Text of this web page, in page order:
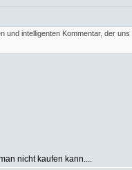
und intelligenten Kommentar, der
nicht kaufen kann....